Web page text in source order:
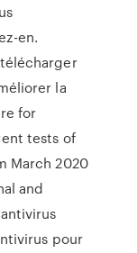
en.
la
for
tests of
March 2020
and
pour